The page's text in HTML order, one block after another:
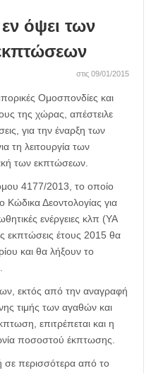
εν όψει των
στις 09/01/2015
Ομοσπονδίες και
της χώρας, απέστειλε
για την έναρξη των
τη λειτουργία των
των εκπτώσεων.
4177/2013, το οποίο
Κώδικα Δεοντολογίας για
ενέργειες κλπ (ΥΑ
εκπτώσεις έτους 2015 θα
και θα λήξουν το
εκτός από την αναγραφή
τιμής των αγαθών και
επιτρέπεται και η
ποσοστού έκπτωσης.
σε περισσότερα από το